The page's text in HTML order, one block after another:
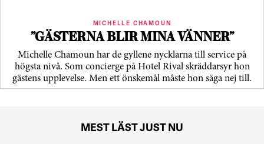
MICHELLE CHAMOUN
”GÄSTERNA BLIR MINA VÄNNER”
Michelle Chamoun har de gyllene nycklarna till service på
högsta nivå. Som concierge på Hotel Rival skräddarsyr hon
gästens upp­levelse. Men ett önskemål måste hon säga nej till.
MEST LÄST JUST NU